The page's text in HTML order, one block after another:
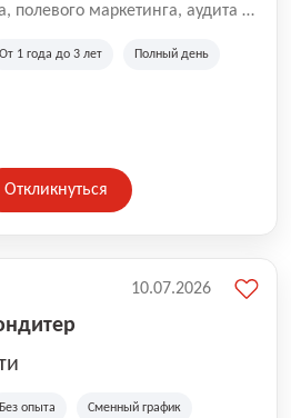
полевого маркетинга, аудита и
Мы работаем на рынке с
сотрудничая с компаниями из
От 1 года до 3 лет Полный день
Откликнуться
Без опыта Сменный график
10.07.2026